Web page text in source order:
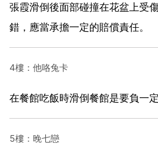
張霞滑倒後面部碰撞在花盆上受
錯，應當承擔一定的賠償責任。
4樓：他咯兔卡
在餐館吃飯時滑倒餐館是要負一定
5樓：晚七戀